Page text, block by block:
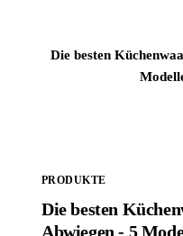
Die besten
PRODUKTE
Die besten
Abwiegen - 5